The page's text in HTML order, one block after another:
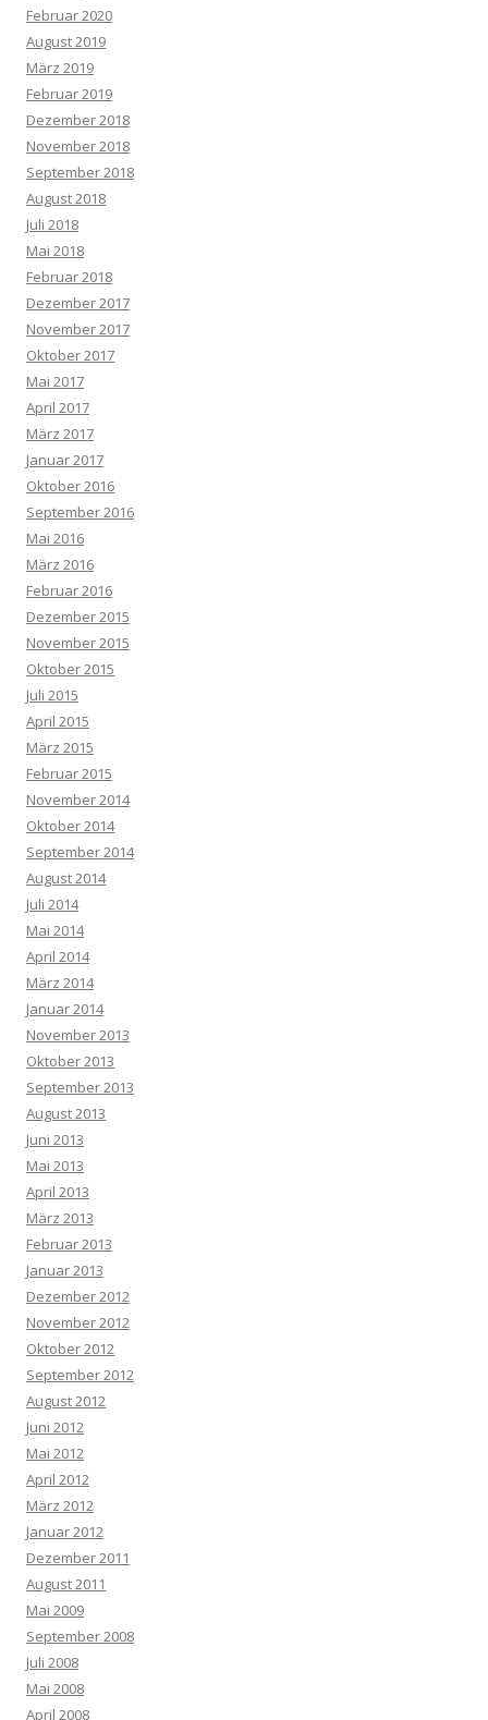
Februar 2020
August 2019
März 2019
Februar 2019
Dezember 2018
November 2018
September 2018
August 2018
Juli 2018
Mai 2018
Februar 2018
Dezember 2017
November 2017
Oktober 2017
Mai 2017
April 2017
März 2017
Januar 2017
Oktober 2016
September 2016
Mai 2016
März 2016
Februar 2016
Dezember 2015
November 2015
Oktober 2015
Juli 2015
April 2015
März 2015
Februar 2015
November 2014
Oktober 2014
September 2014
August 2014
Juli 2014
Mai 2014
April 2014
März 2014
Januar 2014
November 2013
Oktober 2013
September 2013
August 2013
Juni 2013
Mai 2013
April 2013
März 2013
Februar 2013
Januar 2013
Dezember 2012
November 2012
Oktober 2012
September 2012
August 2012
Juni 2012
Mai 2012
April 2012
März 2012
Januar 2012
Dezember 2011
August 2011
Mai 2009
September 2008
Juli 2008
Mai 2008
April 2008